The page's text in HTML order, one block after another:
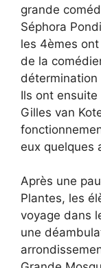
grande
Séphora
les 4èmes
de la
détermination
Ils ont
Gilles van
eux quelques
Après une
Plantes, les
voyage dans
une